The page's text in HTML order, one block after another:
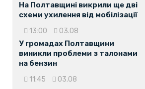
На Полтавщині викрили ще дві
схеми ухилення від мобілізації
13:00 03.08
У громадах Полтавщини
виникли проблеми з талонами
на бензин
11:45 03.08